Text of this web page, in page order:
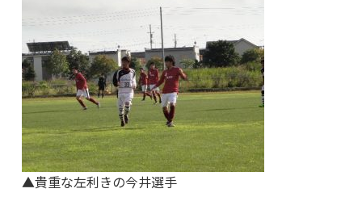
▲貴重な左利きの今井選手